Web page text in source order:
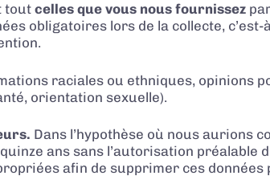
tout celles que vous nous fournissez
obligatoires lors de la collecte,
raciales ou ethniques, opinions
orientation sexuelle).
Dans l’hypothèse où nous aurions
ans sans l’autorisation préalable
afin de supprimer ces données